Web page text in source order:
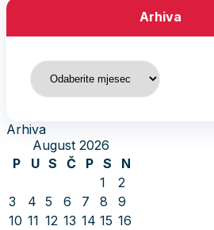
Arhiva
Arhiva
Arhiva
August 2026
P
U S Č P S
N
1
2
3
4 5 6 7 8
9
10 11 12 13 14 15 16